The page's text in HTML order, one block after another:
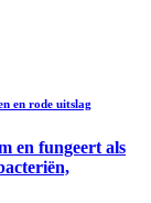
en rode uitslag
en fungeert als